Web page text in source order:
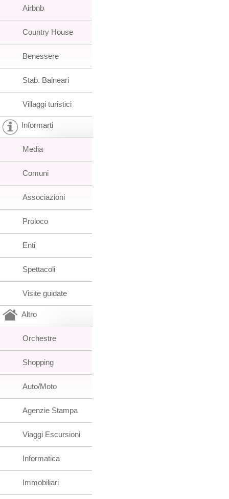
Airbnb
Country House
Benessere
Stab. Balneari
Villaggi turistici
Informarti
Media
Comuni
Associazioni
Proloco
Enti
Spettacoli
Visite guidate
Altro
Orchestre
Shopping
Auto/Moto
Agenzie Stampa
Viaggi Escursioni
Informatica
Immobiliari